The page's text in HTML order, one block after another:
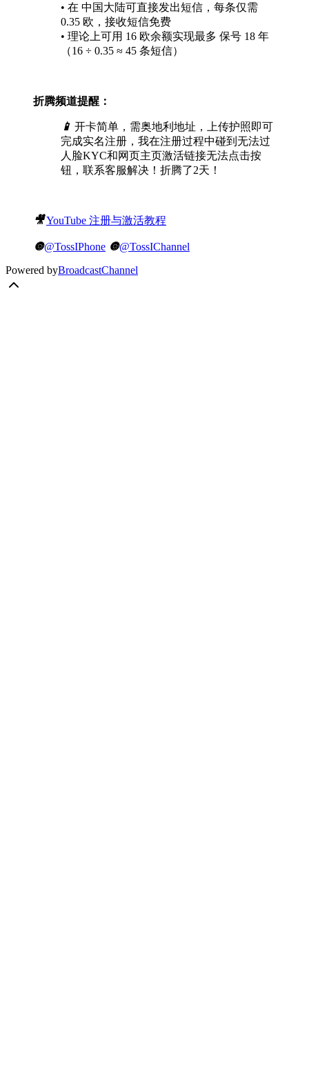
• 在 中国大陆可直接发出短信，每条仅需
0.35 欧，接收短信免费
• 理论上可用 16 欧余额实现最多 保号 18 年
（16 ÷ 0.35 ≈ 45 条短信）
折腾频道提醒：
📱 开卡简单，需奥地利地址，上传护照即可
完成实名注册，我在注册过程中碰到无法过
人脸KYC和网页主页激活链接无法点击按
钮，联系客服解决！折腾了2天！
🎥YouTube 注册与激活教程
🔘@TossIPhone 🔘@TossIChannel
Powered byBroadcastChannel